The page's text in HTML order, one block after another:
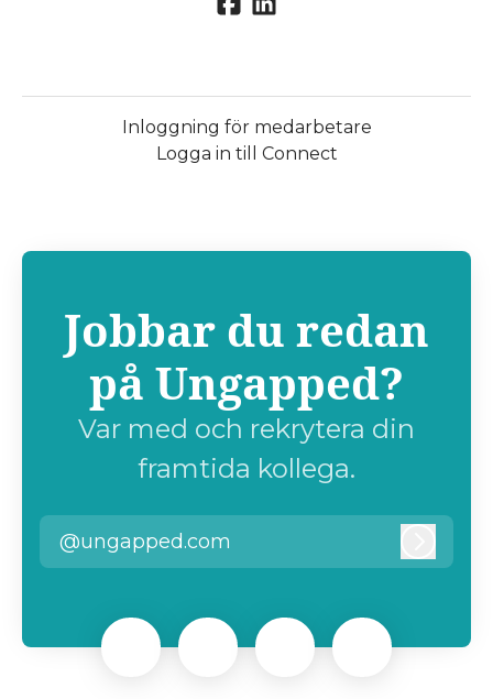
Inloggning för medarbetare
Logga in till Connect
Jobbar du redan
på Ungapped?
Var med och rekrytera din
framtida kollega.
@ungapped.com